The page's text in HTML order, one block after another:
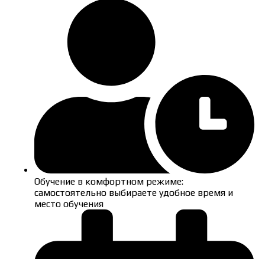
Обучение в комфортном режиме:
самостоятельно выбираете удобное время и
место обучения